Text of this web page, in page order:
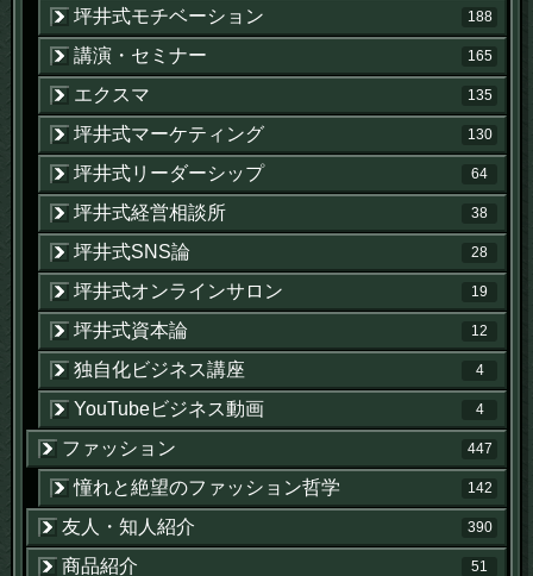
坪井式モチベーション 188
講演・セミナー 165
エクスマ 135
坪井式マーケティング 130
坪井式リーダーシップ 64
坪井式経営相談所 38
坪井式SNS論 28
坪井式オンラインサロン 19
坪井式資本論 12
独自化ビジネス講座 4
YouTubeビジネス動画 4
ファッション 447
憧れと絶望のファッション哲学 142
友人・知人紹介 390
商品紹介 51